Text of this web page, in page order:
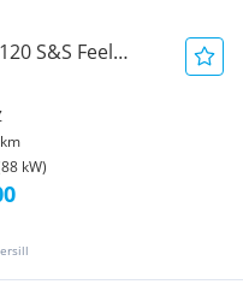
S&S Feel
km
kW)